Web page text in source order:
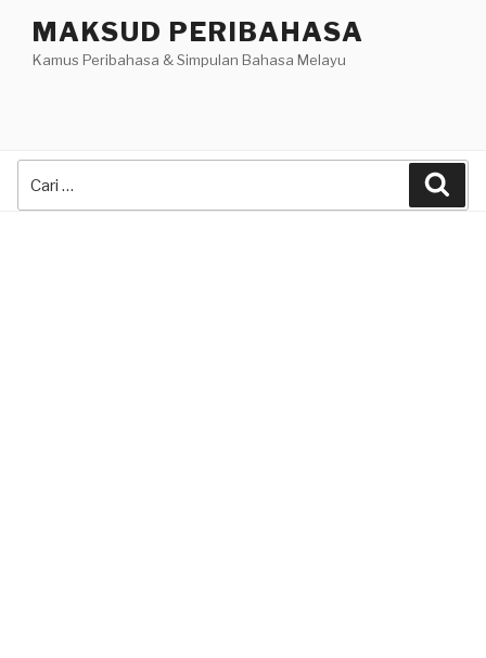
content
MAKSUD PERIBAHASA
Kamus Peribahasa & Simpulan Bahasa Melayu